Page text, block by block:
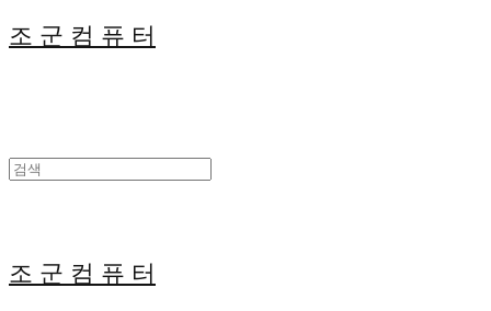
조 군 컴 퓨 터
조 군 컴 퓨 터